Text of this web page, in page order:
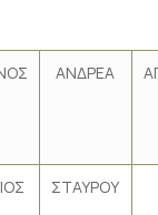
ΑΝΔΡΕΑ
ΣΤΑΥΡΟΥ